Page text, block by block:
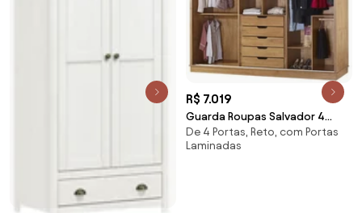
R$ 7.019
Guarda Roupas Salvador 4
Portas De Correr Domus
Móveis - Tipo 1
De 4 Portas, Reto, com Portas
Laminadas